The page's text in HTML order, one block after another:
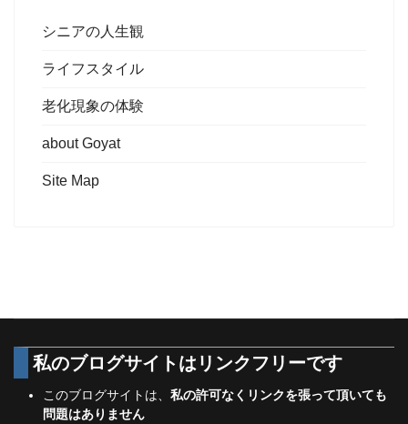
シニアの人生観
ライフスタイル
老化現象の体験
about Goyat
Site Map
私のブログサイトは リンクフリーです
このブログサイトは、 私の許可なくリンクを張って頂いても
問題はありません